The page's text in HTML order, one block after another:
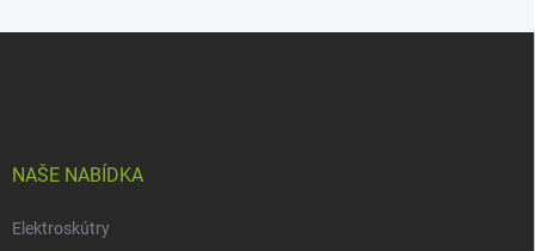
NAŠE NABÍDKA
Elektroskútry